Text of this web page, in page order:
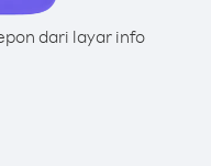
dari layar info